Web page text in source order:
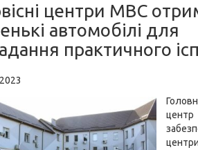
центри МВС
автомобілі для
практичного